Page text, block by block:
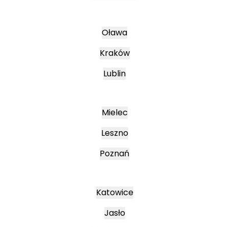
Oława
Kraków
Lublin
Mielec
Leszno
Poznań
Katowice
Jasło